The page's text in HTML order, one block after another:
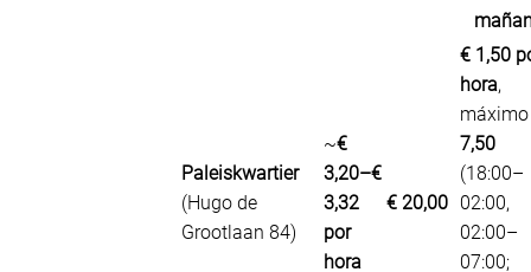
Paleiskwartier
(Hugo de
Grootlaan 84)
~€
3,20–€
3,32
por
hora
€ 20,00
€ 1,50
hora,
7,50
(18:00–
02:00,
02:00–
07:00;